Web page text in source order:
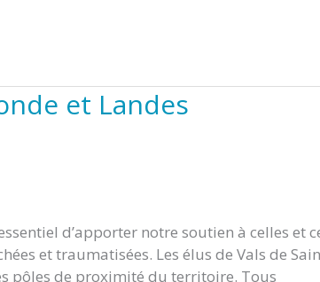
et Landes
d’apporter notre soutien à celles et
et traumatisées. Les élus de Vals de
pôles de proximité du territoire. Tous